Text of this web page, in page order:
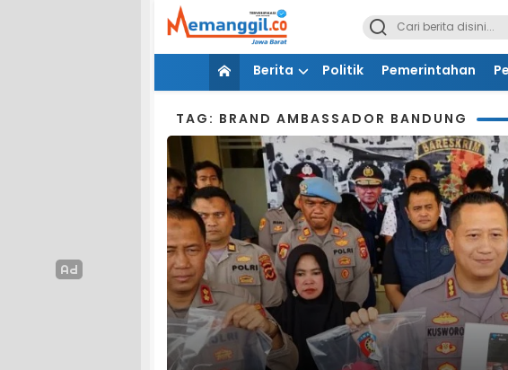
Berita Politik Pemerintahan
TAG: BRAND AMBASSADOR BANDUNG